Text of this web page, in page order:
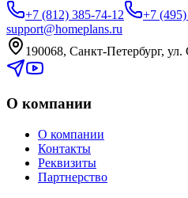
+7 (812) 385-74-12
+7
support@homeplans.ru
190068, Санкт-Петербург,
О компании
О компании
Контакты
Реквизиты
Партнерство